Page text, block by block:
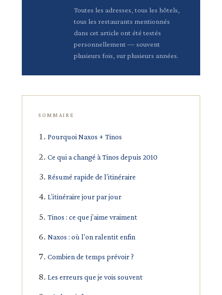
Toutes les adresses, tous les hôtels,
tous les restaurants mentionnés
dans cet article ont été testés
personnellement — souvent
plusieurs fois, sur plusieurs années.
SOMMAIRE
Pourquoi Naxos + Tinos
Ce qui a changé à Tinos depuis 2010
Résumé rapide de l’itinéraire
L’itinéraire jour par jour
Tinos : ce que j’aime vraiment
Naxos : où l’on ralentit enfin
Combien de temps prévoir ?
Les erreurs que je vois souvent